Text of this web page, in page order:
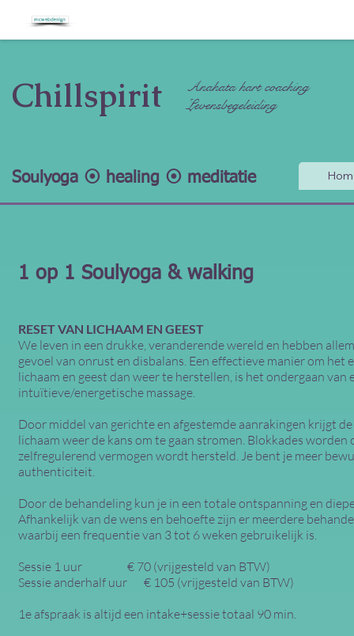
Chillspirit
Anahata hart coaching
Levensbegeleiding
Soulyoga ⦿ healing ⦿ meditatie
1 op 1 Soulyoga & walking
RESET VAN LICHAAM EN GEEST
We leven in een drukke, veranderende wereld en hebben
gevoel van onrust en disbalans. Een effectieve manier om het
lichaam en geest dan weer te herstellen, is het ondergaan van
intuïtieve/energetische massage.
Door middel van gerichte en afgestemde aanrakingen krijgt
lichaam weer de kans om te gaan stromen. Blokkades worden
zelfregulerend vermogen wordt hersteld. Je bent je meer
authenticiteit.
Door de behandeling kun je in een totale ontspanning en
Afhankelijk van de wens en behoefte zijn er meerdere
waarbij een frequentie van 3 tot 6 weken gebruikelijk is.
Sessie 1 uur € 70 (vrijgesteld van BTW)
Sessie anderhalf uur € 105 (vrijgesteld van BTW)
1e afspraak is altijd een intake+sessie totaal 90 min.